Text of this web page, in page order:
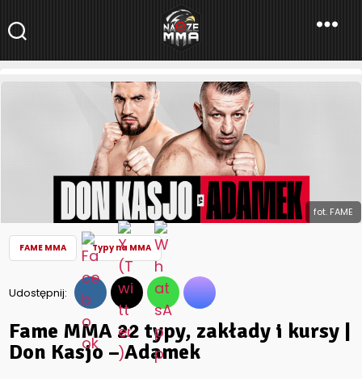
NaszeMMA
NaszeMMA.pl»Typy na MMA»Fame MMA 22 typy, zakłady i kursy
| Don Kasjo – Adamek
fot. FAME
FAME MMA Typy na MMA
Udostępnij:
Fame MMA 22 typy, zakłady i kursy |
Don Kasjo – Adamek